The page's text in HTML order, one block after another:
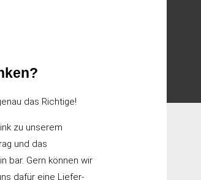
das Richtige!
zu unserem
und das
bar. Gern können wir
dafür eine Liefer-